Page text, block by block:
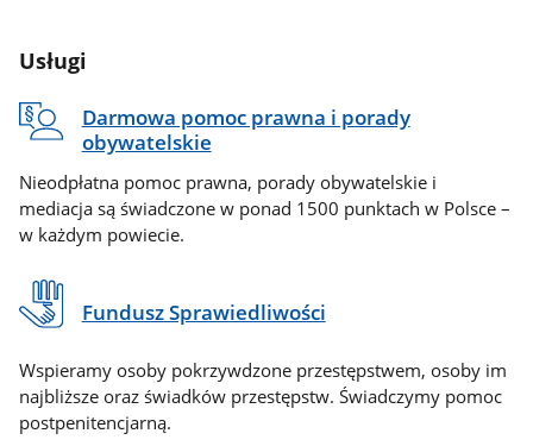
Usługi
Darmowa pomoc prawna i porady
obywatelskie
Nieodpłatna pomoc prawna, porady obywatelskie i
mediacja są świadczone w ponad 1500 punktach w Polsce –
w każdym powiecie.
Fundusz Sprawiedliwości
Wspieramy osoby pokrzywdzone przestępstwem, osoby im
najbliższe oraz świadków przestępstw. Świadczymy pomoc
postpenitencjarną.